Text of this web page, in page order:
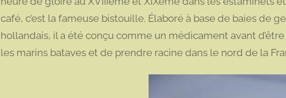
café, c’est la fameuse bistouille. Élaboré à base de baies de
hollandais, il a été conçu comme un médicament avant
les marins bataves et de prendre racine dans le nord de la